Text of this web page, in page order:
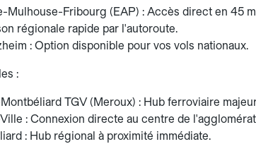
Mulhouse-Fribourg (EAP) : Accès direct en 45
régionale rapide par l'autoroute.
: Option disponible pour vos vols nationaux.
:
TGV (Meroux) : Hub ferroviaire
: Connexion directe au centre de
: Hub régional à proximité immédiate.